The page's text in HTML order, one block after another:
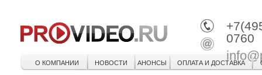
0760
О КОМПАНИИ НОВОСТИ АНОНСЫ ОПЛАТА И ДОСТАВКА